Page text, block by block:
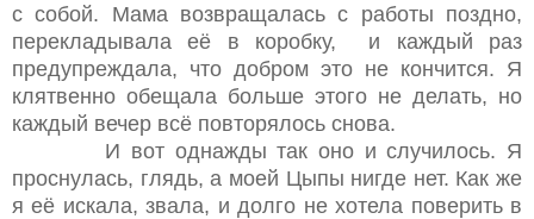
с собой. Мама возвращалась с работы поздно,
перекладывала её в коробку, и каждый раз
предупреждала, что добром это не кончится. Я
клятвенно обещала больше этого не делать, но
каждый вечер всё повторялось снова.
И вот однажды так оно и случилось. Я
проснулась, глядь, а моей Цыпы нигде нет. Как же
я её искала, звала, и долго не хотела поверить в